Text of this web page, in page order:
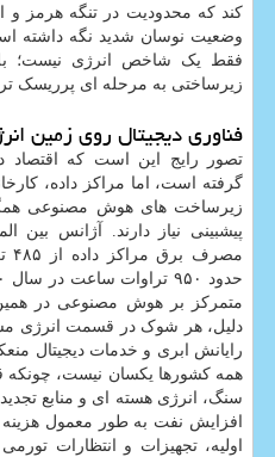
کند که محدودیت در تنگه هرمز و
وضعیت نوسان شدید نگه داشته
فقط یک شاخص انرژی نیست؛
زیرساختی به مرحله ای پرریسک
فناوری دیجیتال روی زمین
تصور رایج این است که اقتصاد
گرفته است، اما مراکز داده،
زیرساخت های هوش مصنوعی همگی
پیشبینی نیاز دارند. آژانس بین
متمرکز بر هوش مصنوعی در
دلیل، هر شوک در قسمت انرژی
رایانش ابری و خدمات دیجیتال
همه کشورها یکسان نیست، چونکه
سنگ، انرژی هسته ای و منابع
افزایش نفت به طور معمول
اولیه، تجهیزات و انتظارات